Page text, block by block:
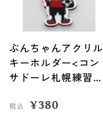
ぶんちゃんアクリル
キーホルダー<コン
サドーレ札幌練習着
税込 ¥380